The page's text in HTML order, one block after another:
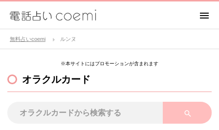
無料占いcoemi ルンヌ
※本サイトにはプロモーションが含まれます
オラクルカード